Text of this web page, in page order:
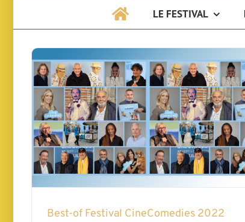
LE FESTIVAL
Best-of Festival CineComedies 2022